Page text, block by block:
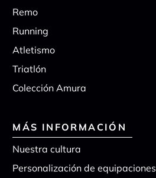
Remo
Running
Atletismo
Triatlón
Colección Amura
MÁS INFORMACIÓN
Nuestra cultura
Personalización de equipaciones